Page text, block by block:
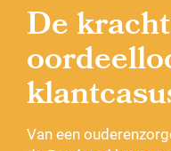
De
Van een